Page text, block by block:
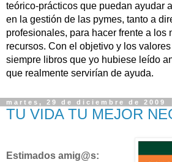
teórico-prácticos que puedan ayudar
en la gestión de las pymes, tanto a
profesionales, para hacer frente a los
recursos. Con el objetivo y los
siempre libros que yo hubiese leído
que realmente servirían de ayuda.
martes, 29 de diciembre de 2009
TU VIDA TU MEJOR
Estimados amig@s: